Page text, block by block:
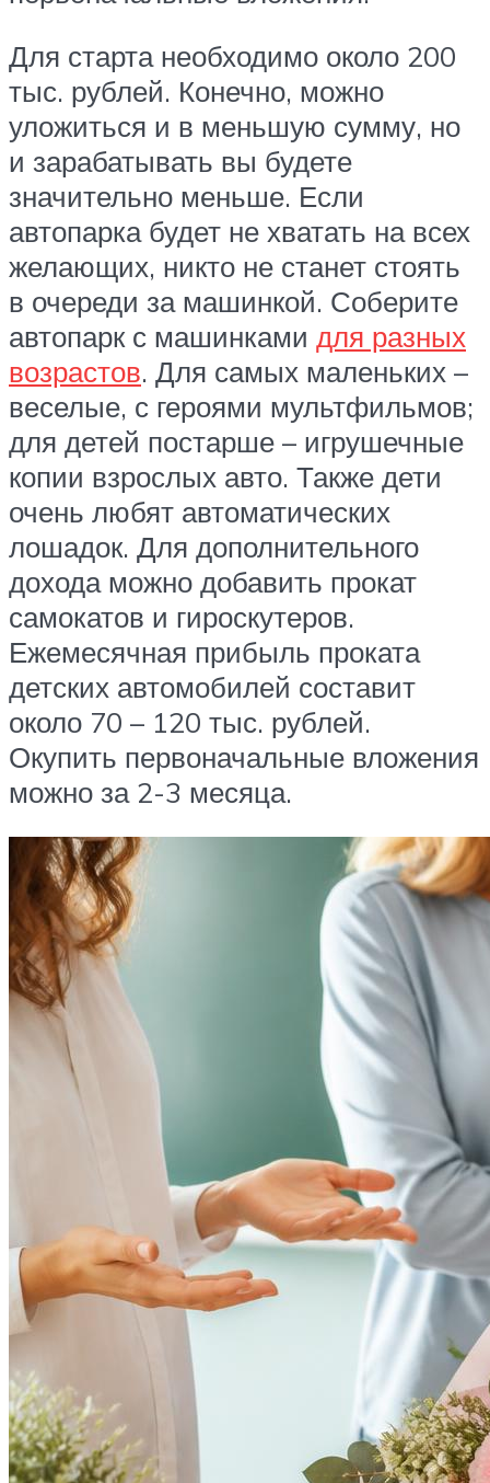
Для старта необходимо около 200
тыс. рублей. Конечно, можно
уложиться и в меньшую сумму, но
и зарабатывать вы будете
значительно меньше. Если
автопарка будет не хватать на всех
желающих, никто не станет стоять
в очереди за машинкой. Соберите
автопарк с машинками для разных
возрастов. Для самых маленьких –
веселые, с героями мультфильмов;
для детей постарше – игрушечные
копии взрослых авто. Также дети
очень любят автоматических
лошадок. Для дополнительного
дохода можно добавить прокат
самокатов и гироскутеров.
Ежемесячная прибыль проката
детских автомобилей составит
около 70 – 120 тыс. рублей.
Окупить первоначальные вложения
можно за 2-3 месяца.